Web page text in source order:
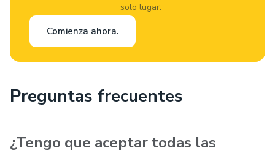
solo lugar.
Comienza ahora.
Preguntas frecuentes
¿Tengo que aceptar todas las